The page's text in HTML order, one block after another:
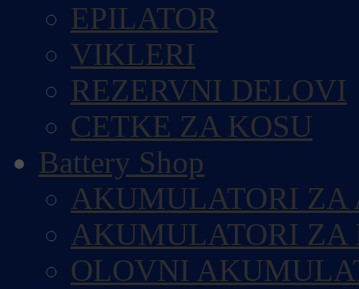
EPILATOR
VIKLERI
REZERVNI DELOVI
CETKE ZA KOSU
Battery Shop
AKUMULATORI ZA
AKUMULATORI ZA
OLOVNI